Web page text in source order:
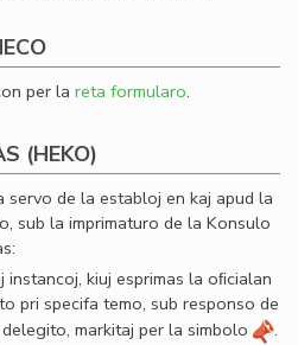
per la reta formularo.
(HEKO)
de la establoj en kaj apud la
sub la imprimaturo de la Konsulo
instancoj, kiuj esprimas la oﬁcialan
pri specifa temo, sub responso de
markitaj per la simbolo
.